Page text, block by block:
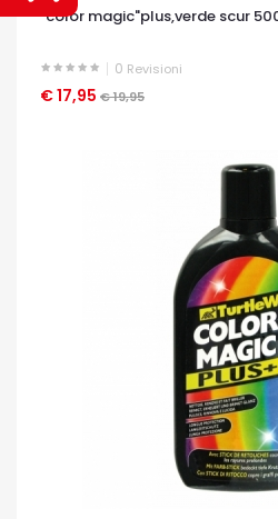
"color magic"plus,verde scur
0 Revisioni
€ 17,95 € 19,95
OCCHIATA VELOCE